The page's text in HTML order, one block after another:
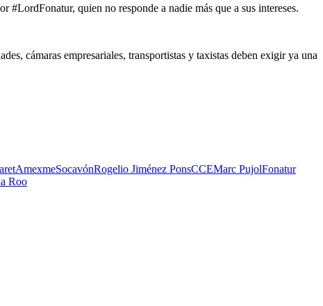
#LordFonatur, quien no responde a nadie más que a sus intereses.
cámaras empresariales, transportistas y taxistas deben exigir ya una
AmexmeSocavónRogelio Jiménez PonsCCEMarc PujolFonatur
Roo